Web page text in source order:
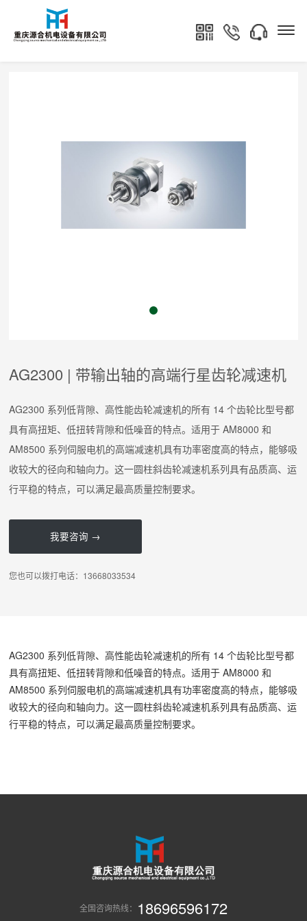
AG2300 | 带输出轴的高端行星齿轮减速机
AG2300 系列低背隙、高性能齿轮减速机的所有 14 个齿轮比型号都
具有高扭矩、低扭转背隙和低噪音的特点。适用于 AM8000 和
AM8500 系列伺服电机的高端减速机具有功率密度高的特点，能够吸
收较大的径向和轴向力。这一圆柱斜齿轮减速机系列具有品质高、运
行平稳的特点，可以满足最高质量控制要求。
我要咨询 →
您也可以拨打电话：13668033534
AG2300 系列低背隙、高性能齿轮减速机的所有 14 个齿轮比型号都
具有高扭矩、低扭转背隙和低噪音的特点。适用于 AM8000 和
AM8500 系列伺服电机的高端减速机具有功率密度高的特点，能够吸
收较大的径向和轴向力。这一圆柱斜齿轮减速机系列具有品质高、运
行平稳的特点，可以满足最高质量控制要求。
全国咨询热线： 18696596172